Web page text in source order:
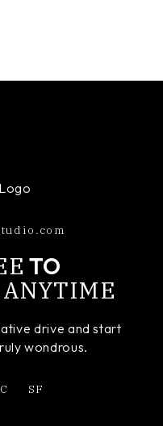
TO
ANYTIME
drive and start
wondrous.
SF